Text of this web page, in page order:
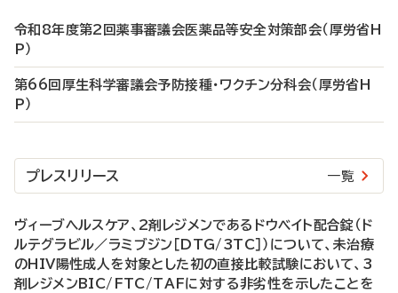
令和8年度第2回薬事審議会医薬品等安全対策部会（厚労省H
P）
第66回厚生科学審議会予防接種・ワクチン分科会（厚労省H
P）
プレスリリース 一覧
ヴィーブヘルスケア、2剤レジメンであるドウベイト配合錠（ド
ルテグラビル／ラミブジン［DTG/3TC］）について、未治療
のHIV陽性成人を対象とした初の直接比較試験において、3
剤レジメンBIC/FTC/TAFに対する非劣性を示したことを